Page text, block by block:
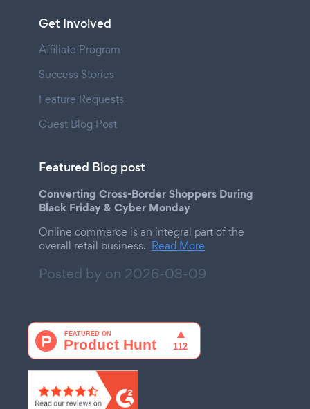
Get Involved
Affiliate Program
Success Stories
Feature Requests
Guest Blog Post
Featured Blog post
Converting Cross-Border Shoppers During
Black Friday & Cyber Monday
Online commerce is an integral part of the
overall retail business. Read More
Posted by on 2026-08-09